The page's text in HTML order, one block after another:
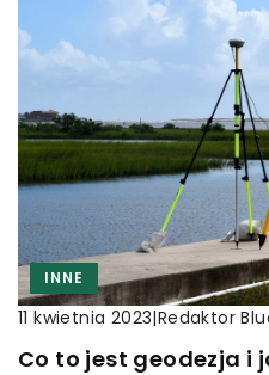
INNE
11 kwietnia 2023|Redaktor
Co to jest geodezja i